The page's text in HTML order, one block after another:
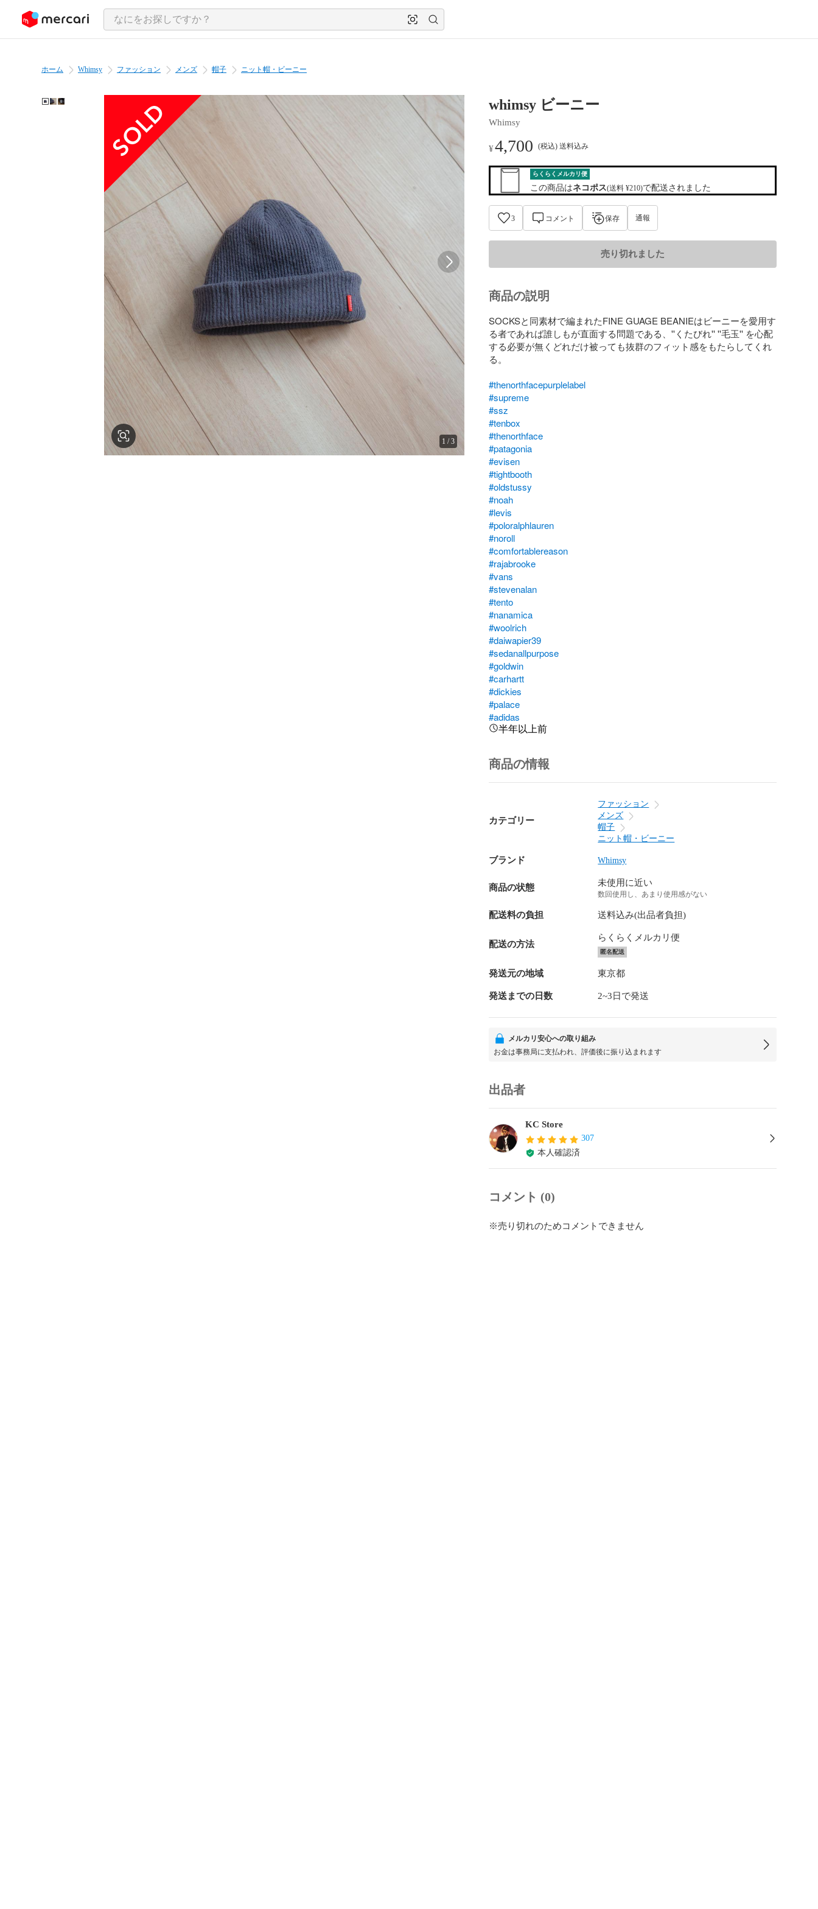
ツにスキップ
ホーム Whimsy ファッション メンズ 帽子 ニット帽・ビーニー
1 /3
whimsy ビーニー
Whimsy
¥4,700 (税込) 送料込み
らくらくメルカリ便
この商品はネコポス(送料 ¥210)で配送されました
3 コメント 保存 通報
売り切れました
商品の説明
SOCKSと同素材で編まれたFINE GUAGE BEANIEはビーニーを愛用す
る者であれば誰しもが直面する問題である、''くたびれ'' ''毛玉'' を心配
する必要が無くどれだけ被っても抜群のフィット感をもたらしてくれ
る。
#thenorthfacepurplelabel
#supreme
#ssz
#tenbox
#thenorthface
#patagonia
#evisen
#tightbooth
#oldstussy
#noah
#levis
#poloralphlauren
#noroll
#comfortablereason
#rajabrooke
#vans
#stevenalan
#tento
#nanamica
#woolrich
#daiwapier39
#sedanallpurpose
#goldwin
#carhartt
#dickies
#palace
#adidas
半年以上前
商品の情報
カテゴリー
ファッション
メンズ
帽子
ニット帽・ビーニー
ブランド Whimsy
商品の状態 未使用に近い
数回使用し、あまり使用感がない
配送料の負担 送料込み(出品者負担)
配送の方法
らくらくメルカリ便
匿名配送
発送元の地域 東京都
発送までの日数 2~3日で発送
メルカリ安心への取り組み
お金は事務局に支払われ、評価後に振り込まれます
出品者
KC Store
307
本人確認済
コメント (0)
※売り切れのためコメントできません